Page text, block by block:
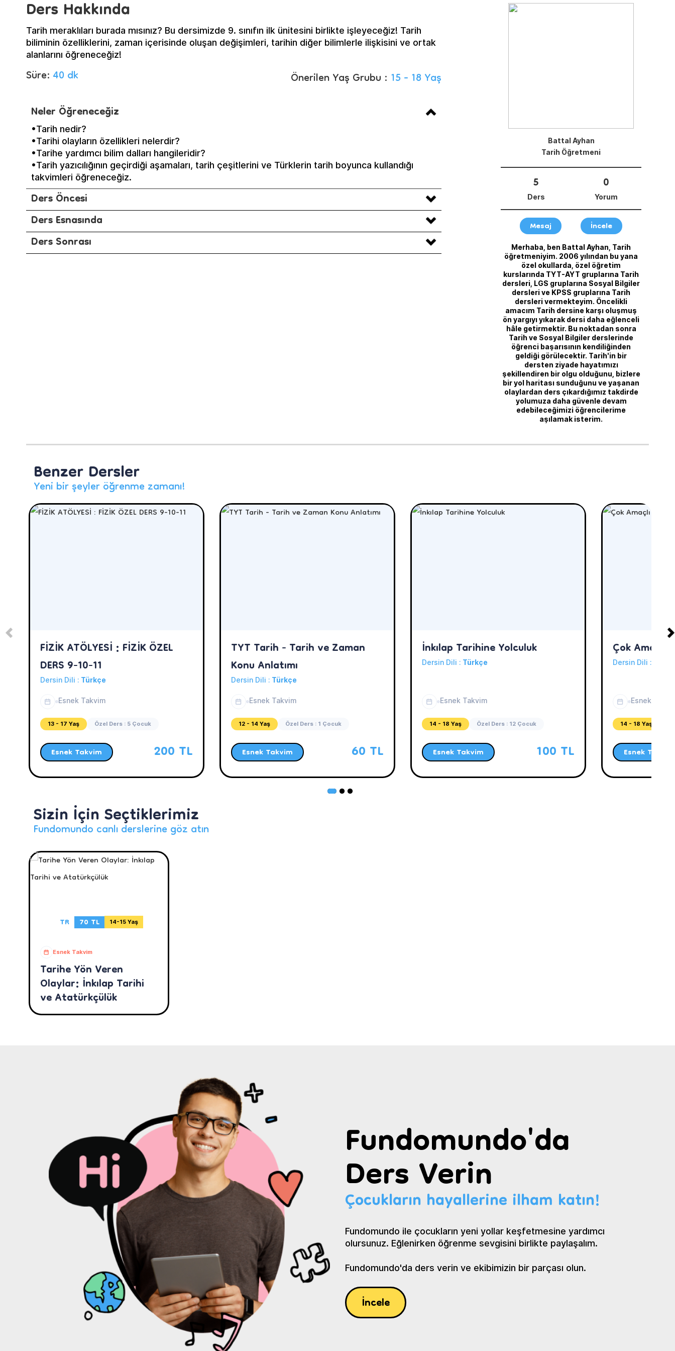
Ders Hakkında
Tarih meraklıları burada mısınız? Bu dersimizde 9. sınıfın ilk ünitesini birlikte işleyeceğiz! Tarih
biliminin özelliklerini, zaman içerisinde oluşan değişimleri, tarihin diğer bilimlerle ilişkisini ve ortak
alanlarını öğreneceğiz!
Süre:40 dk Önerilen Yaş Grubu :15 - 18 Yaş
Neler Öğreneceğiz
•Tarih nedir?
•Tarihi olayların özellikleri nelerdir?
•Tarihe yardımcı bilim dalları hangileridir?
•Tarih yazıcılığının geçirdiği aşamaları, tarih çeşitlerini ve Türklerin tarih boyunca kullandığı
takvimleri öğreneceğiz.
Ders Öncesi
Ders Esnasında
Ders Sonrası
Battal Ayhan
Tarih Öğretmeni
5
Ders
0
Yorum
Mesaj İncele
Merhaba, ben Battal Ayhan, Tarih
öğretmeniyim. 2006 yılından bu yana
özel okullarda, özel öğretim
kurslarında TYT-AYT gruplarına Tarih
dersleri, LGS gruplarına Sosyal Bilgiler
dersleri ve KPSS gruplarına Tarih
dersleri vermekteyim. Öncelikli
amacım Tarih dersine karşı oluşmuş
ön yargıyı yıkarak dersi daha eğlenceli
hâle getirmektir. Bu noktadan sonra
Tarih ve Sosyal Bilgiler derslerinde
öğrenci başarısının kendiliğinden
geldiği görülecektir. Tarih'in bir
dersten ziyade hayatımızı
şekillendiren bir olgu olduğunu, bizlere
bir yol haritası sunduğunu ve yaşanan
olaylardan ders çıkardığımız takdirde
yolumuza daha güvenle devam
edebileceğimizi öğrencilerime
aşılamak isterim.
Benzer Dersler
Yeni bir şeyler öğrenme zamanı!
FİZİK ATÖLYESİ : FİZİK ÖZEL
DERS 9-10-11
Dersin Dili : Türkçe
Esnek Takvim
13 - 17 Yaş Özel Ders : 5 Çocuk
Esnek Takvim 200 TL
TYT Tarih - Tarih ve Zaman
Konu Anlatımı
Dersin Dili : Türkçe
Esnek Takvim
12 - 14 Yaş Özel Ders : 1 Çocuk
Esnek Takvim 60 TL
İnkılap Tarihine Yolculuk
Dersin Dili : Türkçe
Esnek Takvim
14 - 18 Yaş Özel Ders : 12 Çocuk
Esnek Takvim 100 TL
Çok Amaçlı
Dersin Dili :
Esnek
14 - 18 Yaş
Esnek Takvim
Sizin İçin Seçtiklerimiz
Fundomundo canlı derslerine göz atın
TR 70 TL 14-15 Yaş
Esnek Takvim
Tarihe Yön Veren
Olaylar: İnkılap Tarihi
ve Atatürkçülük
Fundomundo'da
Ders Verin
Çocukların hayallerine ilham katın!
Fundomundo ile çocukların yeni yollar keşfetmesine yardımcı
olursunuz. Eğlenirken öğrenme sevgisini birlikte paylaşalım.
Fundomundo'da ders verin ve ekibimizin bir parçası olun.
İncele